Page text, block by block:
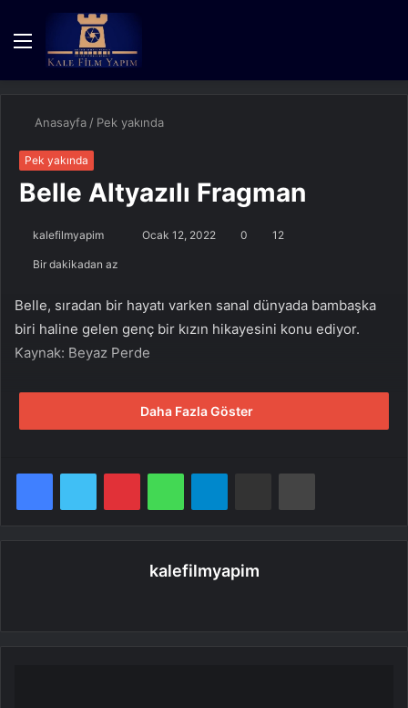
Menü
Anasayfa / Pek yakında
Pek yakında
Belle Altyazılı Fragman
kalefilmyapim
göndermek
Ocak 12, 2022 0 12
Bir dakikadan az
Belle, sıradan bir hayatı varken sanal dünyada bambaşka
biri haline gelen genç bir kızın hikayesini konu ediyor.
Kaynak: Beyaz Perde
Daha Fazla Göster
FacebookTwitter PinterestWhatsAppTelegram E-Posta ile paylaş Yazdır
kalefilmyapim